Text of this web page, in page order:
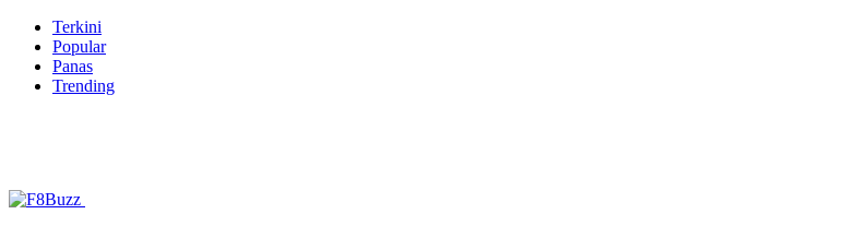
Terkini
Popular
Panas
Trending